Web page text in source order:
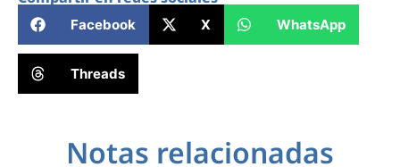
Facebook X WhatsApp
Threads
Notas relacionadas